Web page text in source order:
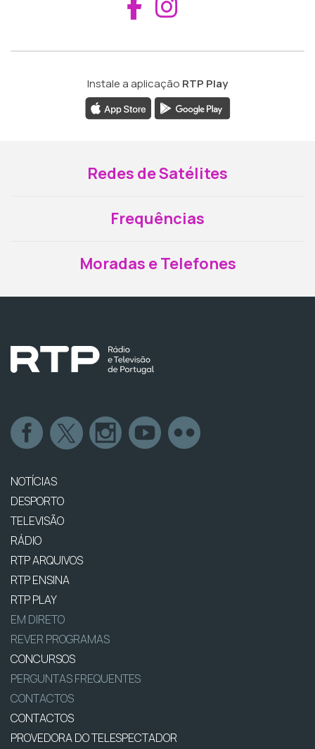
Instale a aplicação RTP Play
Redes de Satélites
Frequências
Moradas e Telefones
NOTÍCIAS
DESPORTO
TELEVISÃO
RÁDIO
RTP ARQUIVOS
RTP ENSINA
RTP PLAY
EM DIRETO
REVER PROGRAMAS
CONCURSOS
PERGUNTAS FREQUENTES
CONTACTOS
CONTACTOS
PROVEDORA DO TELESPECTADOR